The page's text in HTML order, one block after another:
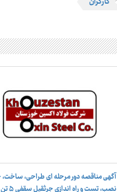
آگهی مناقصه دور مرحله ای طراحی،
نصب، تست و راه اندازى جرثقيل سقفى ۵ تن